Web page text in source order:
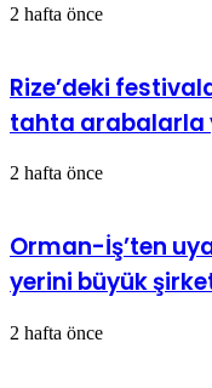
2 hafta önce
Rize’deki
tahta arabalarla
2 hafta önce
Orman-İş’ten
yerini büyük
2 hafta önce